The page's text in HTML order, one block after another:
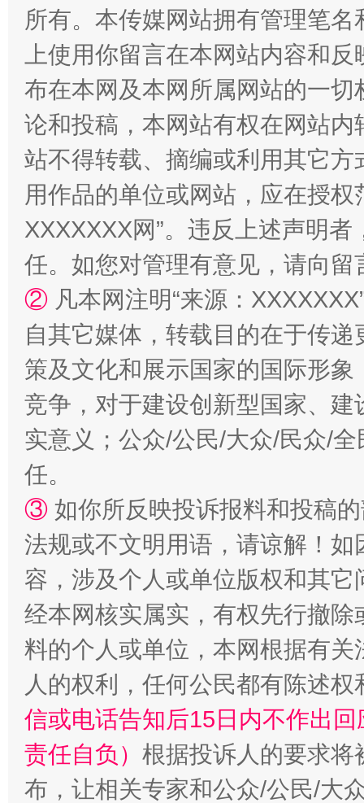
一颗心始终滚烫 还
所有。本传媒网站拥有管理笔
上使用你留言在本网站内容和
布在本网及本网所属网站的一
论和投稿，本网站有权在网站
站不得转载、摘编或利用其它
用作品的单位或网站，应在授
XXXXXXX网”。违反上述声明
任。如您对管理有意见，请向
② 凡本网注明“来源：
自其它媒体，转载目的在于传
策及文化和展示国家的国际形
竞争，对于建设创新型国家、
实意义；公众/公民/大众/民众/
任。
③ 如你所反映投诉报料和投稿
法规或不文明用语，请谅解！
容，涉及个人或单位版权和其它
经本网核实属实，有权先行撤
料的个人或单位，本网根据有
人的权利，任何公民都有陈述
信或电话告知后15日内不作出
责任自负） 根据投诉人的要求将
布，让相关专家和公众/公民/大